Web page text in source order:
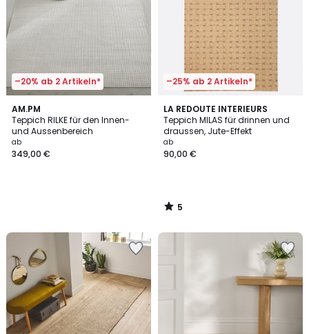
–20% ab 2 Artikeln*
AM.PM
Teppich RILKE für den Innen-
und Aussenbereich
ab
349,00 €
–25% ab 2 Artikeln*
LA REDOUTE INTERIEURS
Teppich MILAS für drinnen und
draussen, Jute-Effekt
ab
90,00 €
5
/
5
5
/